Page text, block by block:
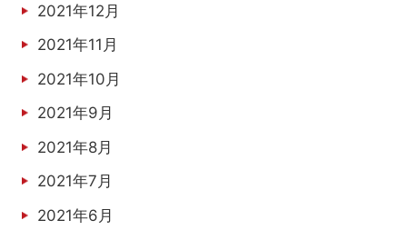
2021年12月
2021年11月
2021年10月
2021年9月
2021年8月
2021年7月
2021年6月